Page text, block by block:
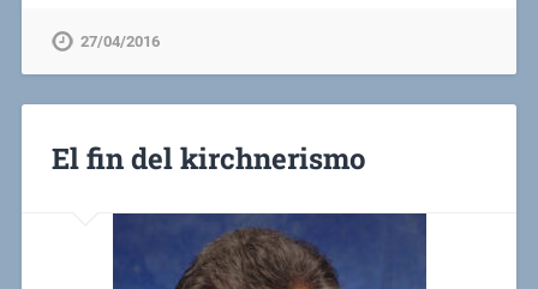
27/04/2016
El fin del kirchnerismo